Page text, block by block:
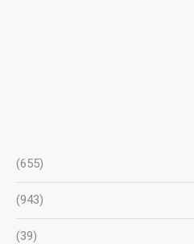
(655)
(943)
(39)